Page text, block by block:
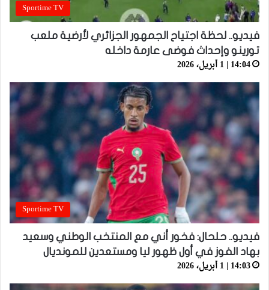
Sportime TV
فيديو.. لحظة اجتياح الجمهور الجزائري لأرضية ملعب
تورينو وإحداث فوضى عارمة داخله
14:04 | 1 أبريل، 2026
Sportime TV
فيديو.. حلحال: فخور أني مع المنتخب الوطني وسعيد
بهاد الفوز في أول ظهور ليا ومستعدين للمونديال
14:03 | 1 أبريل، 2026